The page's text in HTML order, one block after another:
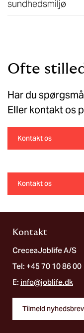
sundhedsmiljø
Ofte
Har du
Eller kontakt os
Kontakt os
Kontakt os
Kontakt
CreceaJoblife A/S
Tel: +45 70 10 86 00
E: info@joblife.dk
Tilmeld nyhedsbrev